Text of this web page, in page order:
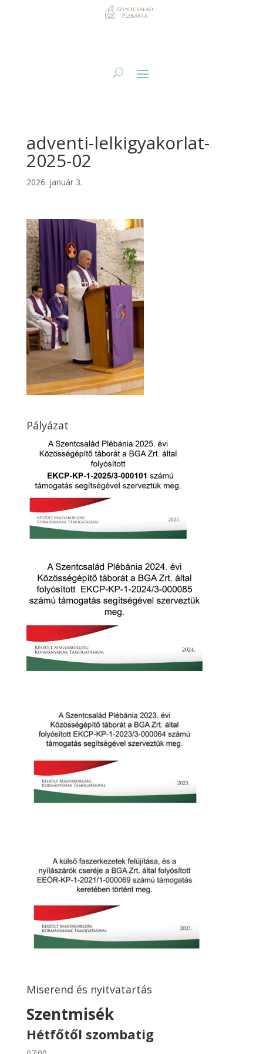
adventi-lelkigyakorlat-
2025-02
2026. január 3.
Pályázat
Miserend és nyitvatartás
Szentmisék
Hétfőtől szombatig